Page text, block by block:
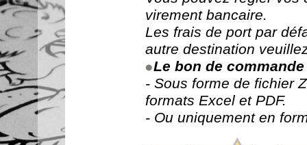
virement bancaire.
Les frais de port par
autre destination
Le bon de
- Sous forme de fichier
formats Excel et PDF.
- Ou uniquement en